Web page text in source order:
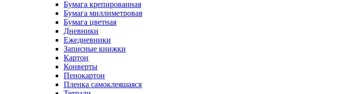
Бумага крепированная
Бумага миллиметровая
Бумага цветная
Дневники
Ежедневники
Записные книжки
Картон
Конверты
Пенокартон
Пленка самоклеящаяся